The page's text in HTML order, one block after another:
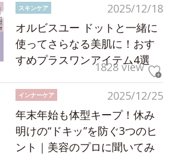
2025/12/18
スキンケア
オルビスユー ドットと一緒に
使ってさらなる美肌に！おす
すめプラスワンアイテム4選
1828 view
2025/12/25
インナーケア
年末年始も体型キープ！休み
明けの“ドキッ”を防ぐ3つのヒ
ント｜美容のプロに聞いてみ